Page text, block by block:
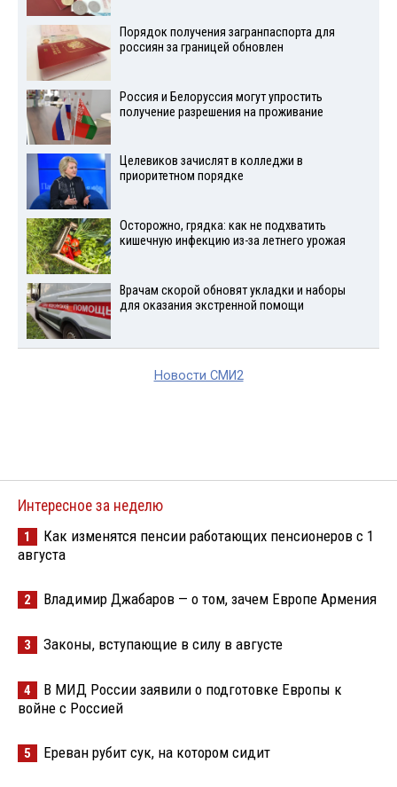
Порядок получения загранпаспорта для
россиян за границей обновлен
Россия и Белоруссия могут упростить
получение разрешения на проживание
Целевиков зачислят в колледжи в
приоритетном порядке
Осторожно, грядка: как не подхватить
кишечную инфекцию из-за летнего урожая
Врачам скорой обновят укладки и наборы
для оказания экстренной помощи
Новости СМИ2
Интересное за неделю
1
Как изменятся пенсии работающих пенсионеров с 1
августа
2 Владимир Джабаров — о том, зачем Европе Армения
3 Законы, вступающие в силу в августе
4
В МИД России заявили о подготовке Европы к
войне с Россией
5 Ереван рубит сук, на котором сидит